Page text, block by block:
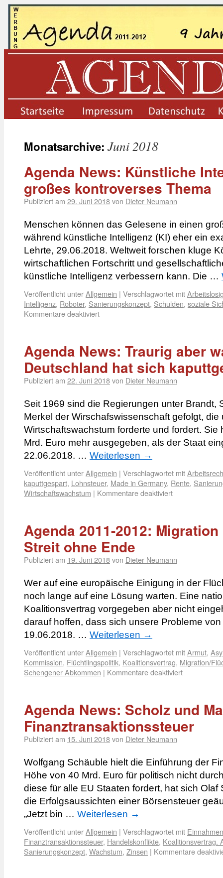
Monatsarchive: Juni 2018
Agenda News: Künstliche
großes kontroverses Thema
Publiziert am 29. Juni 2018von Dieter Neumann
Menschen können das Gelesene in einen
während künstliche Intelligenz (KI) eher ein
Lehrte, 29.06.2018. Weltweit forschen kluge
wirtschaftlichen Fortschritt und
künstliche Intelligenz verbessern kann. Die …
Veröffentlicht unterAllgemein | Verschlagwortet mit
Intelligenz, Roboter, Sanierungskonzept, Schulden, soziale
Kommentare deaktiviert
Agenda News: Traurig aber
Deutschland hat sich
Publiziert am 22. Juni 2018von Dieter Neumann
Seit 1969 sind die Regierungen unter Brandt,
Merkel der Wirschafswissenschaft gefolgt,
Wirtschaftswachstum forderte und fordert.
Mrd. Euro mehr ausgegeben, als der Staat
22.06.2018. … Weiterlesen →
Veröffentlicht unterAllgemein | Verschlagwortet mit
kaputtgespart, Lohnsteuer, Made in Germany, Rente,
Wirtschaftswachstum | Kommentare deaktiviert
Agenda 2011-2012:
Streit ohne Ende
Publiziert am 19. Juni 2018von Dieter Neumann
Wer auf eine europäische Einigung in der
noch lange auf eine Lösung warten. Eine
Koalitionsvertrag vorgegeben aber nicht
darauf hoffen, dass sich unsere Probleme
19.06.2018. … Weiterlesen →
Veröffentlicht unterAllgemein | Verschlagwortet mitArmut,
Kommission, Flüchtlingspolitik, Koalitionsvertrag, Migration/
Schengener Abkommen | Kommentare deaktiviert
Agenda News: Scholz und
Finanztransaktionssteuer
Publiziert am 15. Juni 2018von Dieter Neumann
Wolfgang Schäuble hielt die Einführung der
Höhe von 40 Mrd. Euro für politisch nicht
diese für alle EU Staaten fordert, hat sich
die Erfolgsaussichten einer Börsensteuer
„Jetzt bin … Weiterlesen →
Veröffentlicht unterAllgemein | Verschlagwortet mit
Finanztransaktionssteuer, Handelskonflikte, Koalitionsvertrag.
Sanierungskonzept, Wachstum, Zinsen | Kommentare